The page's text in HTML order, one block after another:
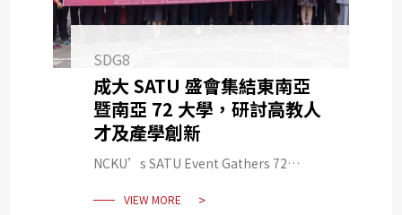
SDG8
成大 SATU 盛會集結東南亞
暨南亞 72 大學，研討高教人
才及產學創新
NCKU’s SATU Event Gathers 72
Asia to Discuss Higher Education
VIEW MORE